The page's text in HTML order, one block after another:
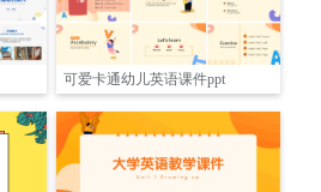
可爱卡通幼儿英语课件ppt